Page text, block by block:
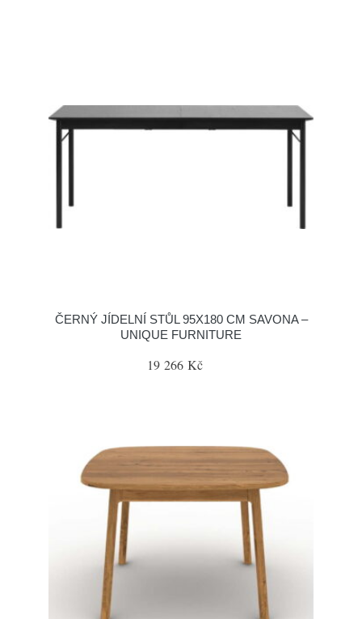
ČERNÝ JÍDELNÍ STŮL 95X180 CM SAVONA –
UNIQUE FURNITURE
19 266 Kč